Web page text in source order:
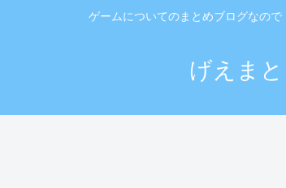
ゲームについてのまとめブログなので
げえまと